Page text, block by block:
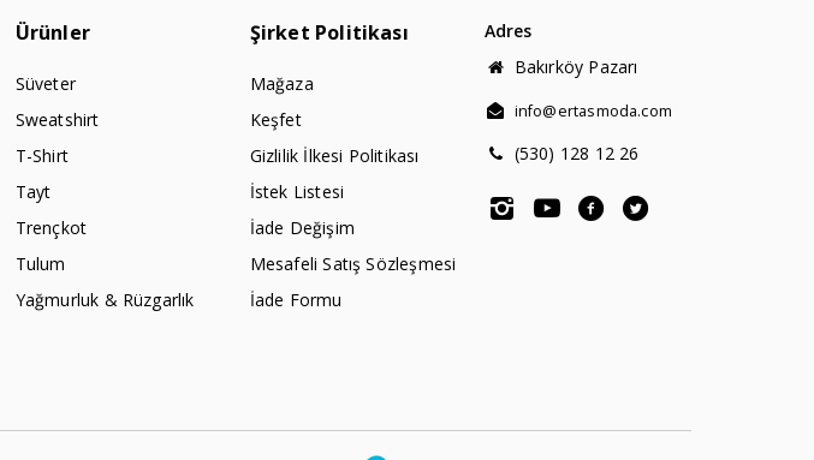
Ürünler
Süveter
Sweatshirt
T-Shirt
Tayt
Trençkot
Tulum
Yağmurluk & Rüzgarlık
Şirket Politikası
Mağaza
Keşfet
Gizlilik İlkesi Politikası
İstek Listesi
İade Değişim
Mesafeli Satış Sözleşmesi
İade Formu
Adres
Bakırköy Pazarı
info@ertasmoda.com
(530) 128 12 26